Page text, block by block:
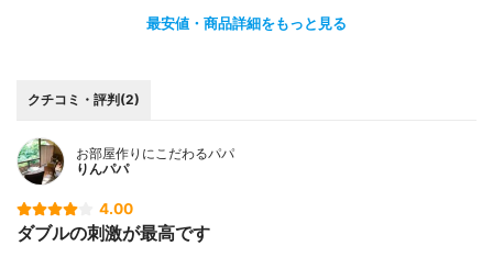
最安値・商品詳細をもっと見る
クチコミ・評判(2)
お部屋作りにこだわるパパ
りんパパ
4.00
ダブルの刺激が最高です